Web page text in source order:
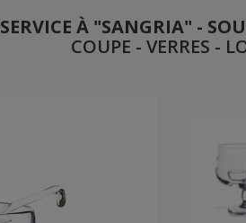
SERVICE À "SANGRIA" -
COUPE - VERRES -